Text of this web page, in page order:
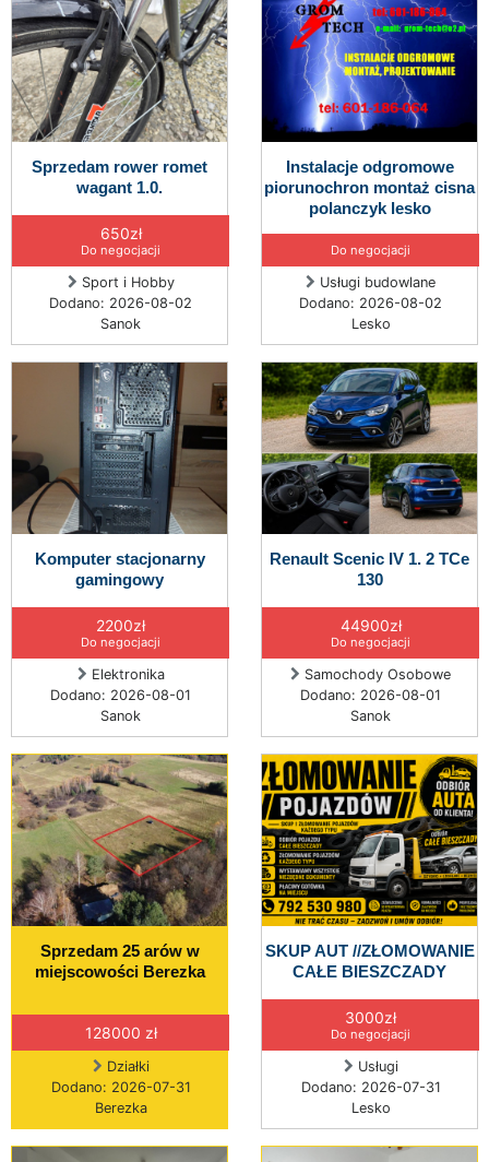
Sprzedam rower romet
wagant 1.0.
650zł
Do negocjacji
Sport i Hobby
Dodano: 2026-08-02
Sanok
Instalacje odgromowe
piorunochron montaż cisna
polanczyk lesko
Do negocjacji
Usługi budowlane
Dodano: 2026-08-02
Lesko
Komputer stacjonarny
gamingowy
2200zł
Do negocjacji
Elektronika
Dodano: 2026-08-01
Sanok
Renault Scenic IV 1. 2 TCe
130
44900zł
Do negocjacji
Samochody Osobowe
Dodano: 2026-08-01
Sanok
Sprzedam 25 arów w
miejscowości Berezka
128000 zł
Działki
Dodano: 2026-07-31
Berezka
SKUP AUT //ZŁOMOWANIE
CAŁE BIESZCZADY
3000zł
Do negocjacji
Usługi
Dodano: 2026-07-31
Lesko